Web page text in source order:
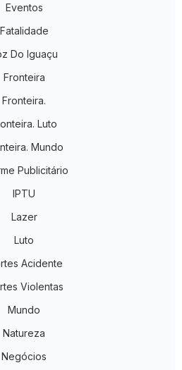
Eventos
Fatalidade
Do Iguaçu
Fronteira
Fronteira.
Luto
Mundo
Publicitário
IPTU
Lazer
Luto
Acidente
Violentas
Mundo
Natureza
Negócios